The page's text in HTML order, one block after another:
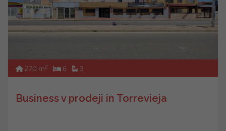
270 m2 6 3
Business v prodeji in Torrevieja